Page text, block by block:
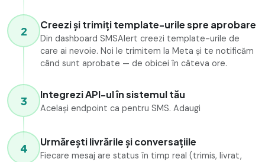
2 Creezi și trimiți template-urile spre aprobare
Din dashboard SMSAlert creezi template-urile de
care ai nevoie. Noi le trimitem la Meta și te notificăm
când sunt aprobate — de obicei în câteva ore.
3 Integrezi API-ul în sistemul tău
Același endpoint ca pentru SMS. Adaugi
4 Urmărești livrările și conversațiile
Fiecare mesaj are status în timp real (trimis, livrat,